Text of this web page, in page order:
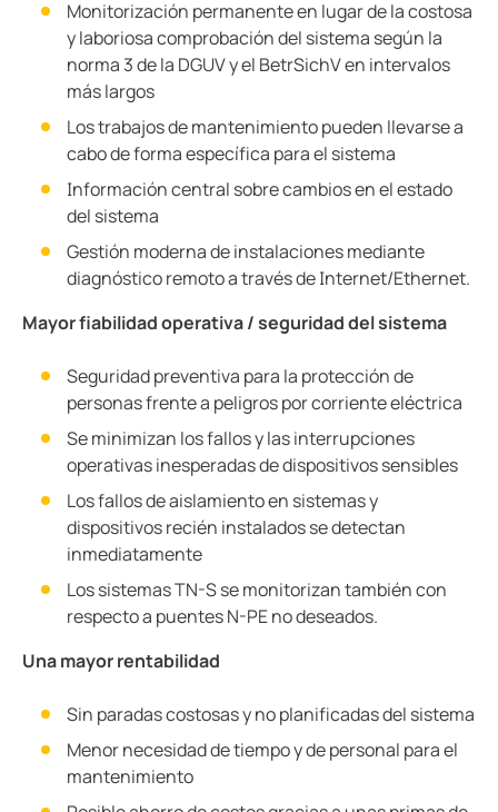
Monitorización permanente en lugar de la costosa
y laboriosa comprobación del sistema según la
norma 3 de la DGUV y el BetrSichV en intervalos
más largos
Los trabajos de mantenimiento pueden llevarse a
cabo de forma específica para el sistema
Información central sobre cambios en el estado
del sistema
Gestión moderna de instalaciones mediante
diagnóstico remoto a través de Internet/Ethernet.
Mayor fiabilidad operativa / seguridad del sistema
Seguridad preventiva para la protección de
personas frente a peligros por corriente eléctrica
Se minimizan los fallos y las interrupciones
operativas inesperadas de dispositivos sensibles
Los fallos de aislamiento en sistemas y
dispositivos recién instalados se detectan
inmediatamente
Los sistemas TN-S se monitorizan también con
respecto a puentes N-PE no deseados.
Una mayor rentabilidad
Sin paradas costosas y no planificadas del sistema
Menor necesidad de tiempo y de personal para el
mantenimiento